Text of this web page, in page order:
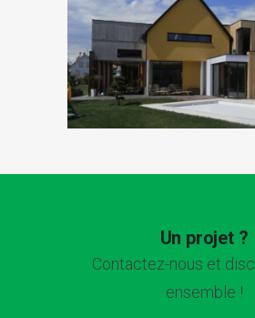
Un projet ?
Contactez-nous et
ensemble !